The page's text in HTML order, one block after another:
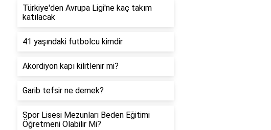
Türkiye'den Avrupa Ligi'ne kaç takım
katılacak
41 yaşındaki futbolcu kimdir
Akordiyon kapı kilitlenir mi?
Garib tefsir ne demek?
Spor Lisesi Mezunları Beden Eğitimi
Öğretmeni Olabilir Mi?